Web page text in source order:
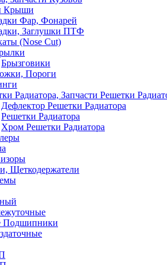
Крыши
Фар, Фонарей
Заглушки ПТФ
(Nose Cut)
Брызговики
Пороги
Радиатора, Запчасти Решетки
Дефлектор Решетки Радиатора
Решетки Радиатора
Хром Решетки Радиатора
Щеткодержатели